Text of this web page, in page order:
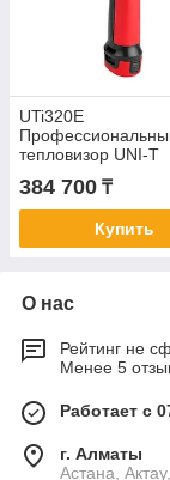
UTi320E
тепловизор UNI-T
384 700 ₸
Купить
О нас
Рейтинг не
Менее 5
Работает с
г. Алматы
Астана,